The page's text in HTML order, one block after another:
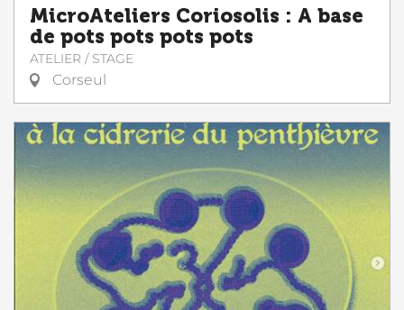
MicroAteliers Coriosolis : A base
de pots pots pots pots
ATELIER / STAGE
Corseul